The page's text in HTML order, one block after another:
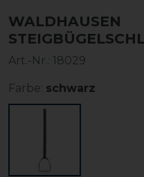
WALDHAUSEN
Art.-Nr.: 18029
Farbe: schwarz